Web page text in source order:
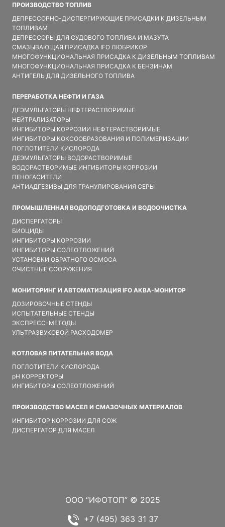
ПРОИЗВОДСТВО ТОПЛИВ
ДЕПРЕССОРНО-ДИСПЕРГИРУЮЩИЕ ПРИСАДКИ К ДИЗЕЛЬНЫМ
ТОПЛИВАМ
ДЕПРЕССОРЫ ДЛЯ СУДОВОГО ТОПЛИВА И МАЗУТА
СМАЗЫВАЮЩАЯ ПРИСАДКА IFO ЛЮБРИКОР
МНОГОФУНКЦИОНАЛЬНАЯ ПРИСАДКА К ДИЗЕЛЬНЫМ ТОПЛИВАМ
МНОГОФУНКЦИОНАЛЬНАЯ ПРИСАДКА К БЕНЗИНАМ
АНТИГЕЛЬ ДЛЯ ДИЗЕЛЬНОГО ТОПЛИВА
ПЕРЕРАБОТКА НЕФТИ И ГАЗА
ДЕЭМУЛЬГАТОРЫ НЕФТЕРАСТВОРИМЫЕ
НЕЙТРАЛИЗАТОРЫ
ИНГИБИТОРЫ КОРРОЗИИ НЕФТЕРАСТВОРИМЫЕ
ИНГИБИТОРЫ КОКСООБРАЗОВАНИЯ И ПОЛИМЕРИЗАЦИИ
ПОГЛОТИТЕЛИ КИСЛОРОДА
ДЕЭМУЛЬГАТОРЫ ВОДОРАСТВОРИМЫЕ
ВОДОРАСТВОРИМЫЕ ИНГИБИТОРЫ КОРРОЗИИ
ПЕНОГАСИТЕЛИ
АНТИАДГЕЗИВЫ ДЛЯ ГРАНУЛИРОВАНИЯ СЕРЫ
ПРОМЫШЛЕННАЯ ВОДОПОДГОТОВКА И ВОДООЧИСТКА
ДИСПЕРГАТОРЫ
БИОЦИДЫ
ИНГИБИТОРЫ КОРРОЗИИ
ИНГИБИТОРЫ СОЛЕОТЛОЖЕНИЙ
УСТАНОВКИ ОБРАТНОГО ОСМОСА
ОЧИСТНЫЕ СООРУЖЕНИЯ
МОНИТОРИНГ И АВТОМАТИЗАЦИЯ IFO АКВА-МОНИТОР
ДОЗИРОВОЧНЫЕ СТЕНДЫ
ИСПЫТАТЕЛЬНЫЕ СТЕНДЫ
ЭКСПРЕСС-МЕТОДЫ
УЛЬТРАЗВУКОВОЙ РАСХОДОМЕР
КОТЛОВАЯ ПИТАТЕЛЬНАЯ ВОДА
ПОГЛОТИТЕЛИ КИСЛОРОДА
pH КОРРЕКТОРЫ
ИНГИБИТОРЫ СОЛЕОТЛОЖЕНИЙ
ПРОИЗВОДСТВО МАСЕЛ И СМАЗОЧНЫХ МАТЕРИАЛОВ
ИНГИБИТОР КОРРОЗИИ ДЛЯ СОЖ
ДИСПЕРГАТОР ДЛЯ МАСЕЛ
ООО “ИФОТОП” © 2025
+7 (495) 363 31 37